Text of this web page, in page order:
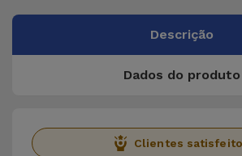
Descrição
Dados do produto
Clientes